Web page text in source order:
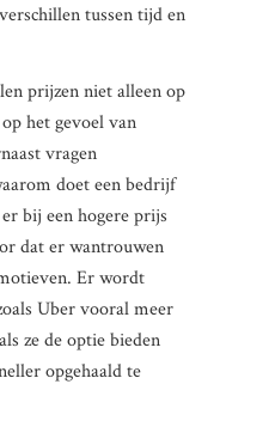
tussen tijd en
prijzen niet alleen op
het gevoel van
vragen
doet een bedrijf
bij een hogere prijs
dat er wantrouwen
Er wordt
Uber vooral meer
ze de optie bieden
opgehaald te